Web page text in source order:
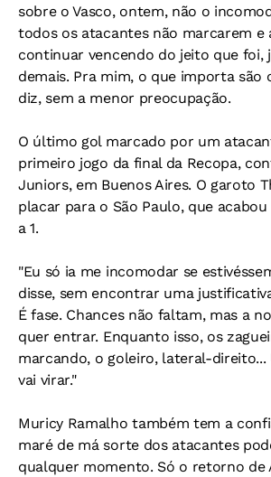
sobre o Vasco, ontem, não o
todos os atacantes não marcarem e
continuar vencendo do jeito que foi,
demais. Pra mim, o que importa são
diz, sem a menor preocupação.
O último gol marcado por um
primeiro jogo da final da Recopa,
Juniors, em Buenos Aires. O garoto
placar para o São Paulo, que
a 1.
"Eu só ia me incomodar se
disse, sem encontrar uma
É fase. Chances não faltam, mas a
quer entrar. Enquanto isso, os
marcando, o goleiro, lateral-direito...
vai virar."
Muricy Ramalho também tem a
maré de má sorte dos atacantes
qualquer momento. Só o retorno de